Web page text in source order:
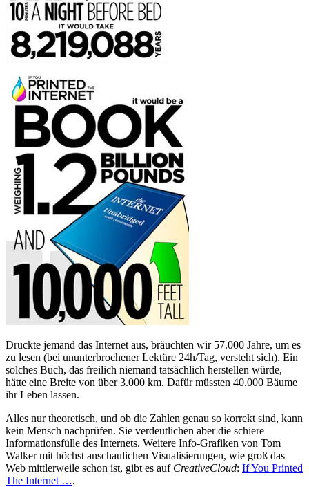
Druckte jemand das Internet aus, bräuchten wir 57.000 Jahre, um es
zu lesen (bei ununterbrochener Lektüre 24h/Tag, versteht sich). Ein
solches Buch, das freilich niemand tatsächlich herstellen würde,
hätte eine Breite von über 3.000 km. Dafür müssten 40.000 Bäume
ihr Leben lassen.
Alles nur theoretisch, und ob die Zahlen genau so korrekt sind, kann
kein Mensch nachprüfen. Sie verdeutlichen aber die schiere
Informationsfülle des Internets. Weitere Info-Grafiken von Tom
Walker mit höchst anschaulichen Visualisierungen, wie groß das
Web mittlerweile schon ist, gibt es auf CreativeCloud: If You Printed
The Internet ….